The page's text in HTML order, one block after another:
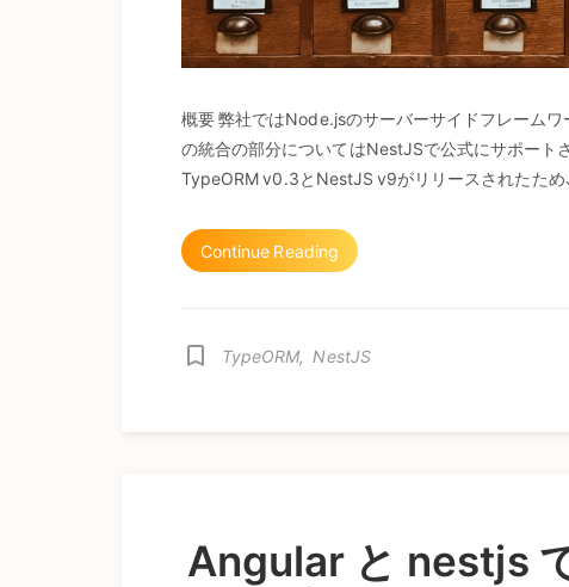
概要 弊社ではNode.jsのサーバーサイドフレーム
の統合の部分についてはNestJSで公式にサポート
TypeORM v0.3とNestJS v9がリリースされたため
Continue Reading
bookmark_border TypeORM, NestJS
Angular と nestjs